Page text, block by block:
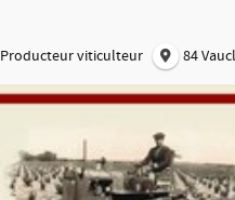
Producteur viticulteur 84